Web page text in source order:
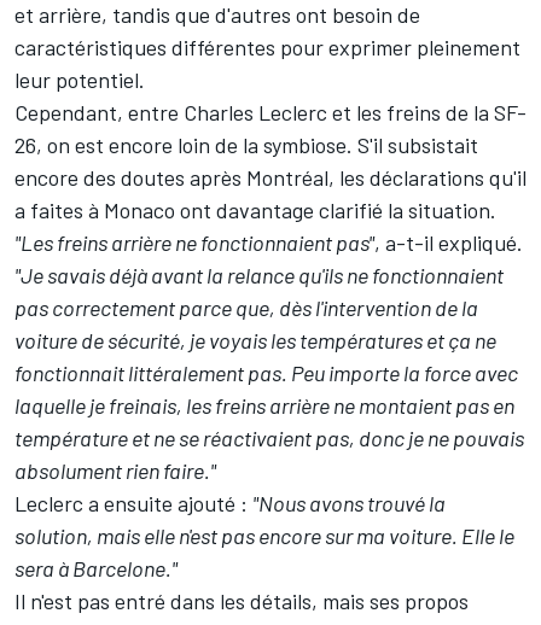
et arrière, tandis que d'autres ont besoin de
caractéristiques différentes pour exprimer pleinement
leur potentiel.
Cependant, entre Charles Leclerc et les freins de la SF-
26, on est encore loin de la symbiose. S'il subsistait
encore des doutes après Montréal, les déclarations qu'il
a faites à Monaco ont davantage clarifié la situation.
"Les freins arrière ne fonctionnaient pas", a-t-il expliqué.
"Je savais déjà avant la relance qu'ils ne fonctionnaient
pas correctement parce que, dès l'intervention de la
voiture de sécurité, je voyais les températures et ça ne
fonctionnait littéralement pas. Peu importe la force avec
laquelle je freinais, les freins arrière ne montaient pas en
température et ne se réactivaient pas, donc je ne pouvais
absolument rien faire."
Leclerc a ensuite ajouté : "Nous avons trouvé la
solution, mais elle n'est pas encore sur ma voiture. Elle le
sera à Barcelone."
Il n'est pas entré dans les détails, mais ses propos